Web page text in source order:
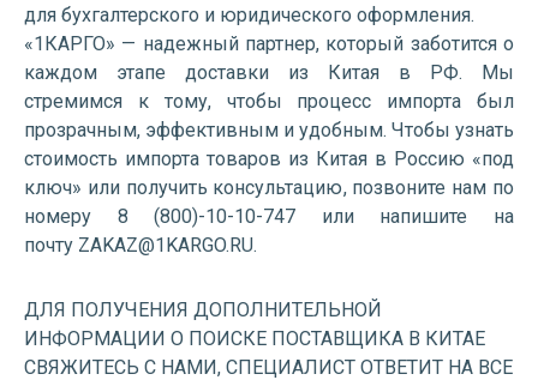
для бухгалтерского и юридического оформления.
«1КАРГО» — надежный партнер, который заботится о
каждом этапе доставки из Китая в РФ. Мы
стремимся к тому, чтобы процесс импорта был
прозрачным, эффективным и удобным. Чтобы узнать
стоимость импорта товаров из Китая в Россию «под
ключ» или получить консультацию, позвоните нам по
номеру 8 (800)-10-10-747 или напишите на
почту ZAKAZ@1KARGO.RU.
ДЛЯ ПОЛУЧЕНИЯ ДОПОЛНИТЕЛЬНОЙ
ИНФОРМАЦИИ О ПОИСКЕ ПОСТАВЩИКА В КИТАЕ
СВЯЖИТЕСЬ С НАМИ, СПЕЦИАЛИСТ ОТВЕТИТ НА ВСЕ